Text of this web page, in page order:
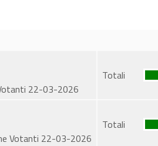
22-03-2026
Totali
Votanti 22-03-2026
Totali